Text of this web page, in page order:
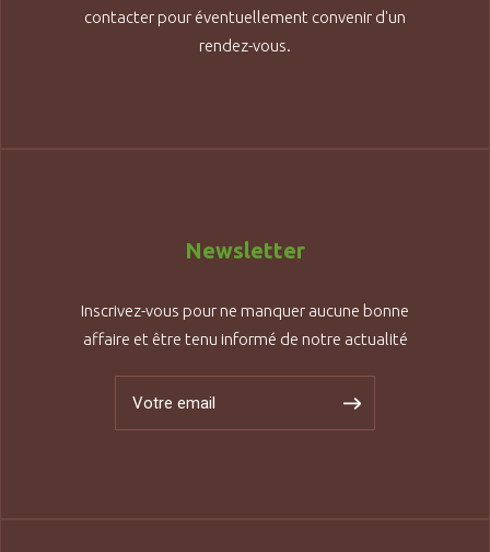
contacter pour éventuellement convenir d'un
rendez-vous.
Newsletter
Inscrivez-vous pour ne manquer aucune bonne
affaire et être tenu informé de notre actualité